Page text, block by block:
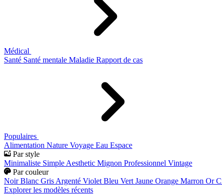
Médical
Santé Santé mentale Maladie Rapport de cas
Populaires
Alimentation Nature Voyage Eau Espace
Par style
Minimaliste Simple Aesthetic Mignon Professionnel Vintage
Par couleur
Noir Blanc Gris Argenté Violet Bleu Vert Jaune Orange Marron Or
Explorer les modèles récents